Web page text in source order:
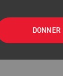
DONNER